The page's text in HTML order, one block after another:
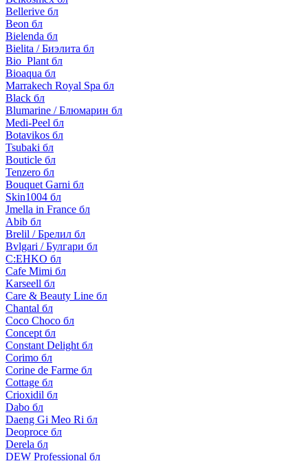
Bellerive бл
Beon бл
Bielenda бл
Bielita / Биэлита бл
Bio_Plant бл
Bioaqua бл
Marrakech Royal Spa бл
Black бл
Blumarine / Блюмарин бл
Medi-Peel бл
Botavikos бл
Tsubaki бл
Bouticle бл
Tenzero бл
Bouquet Garni бл
Skin1004 бл
Jmella in France бл
Abib бл
Brelil / Брелил бл
Bvlgari / Булгари бл
C:EHKO бл
Cafe Mimi бл
Karseell бл
Care & Beauty Line бл
Chantal бл
Coco Choco бл
Concept бл
Constant Delight бл
Corimo бл
Corine de Farme бл
Cottage бл
Crioxidil бл
Dabo бл
Daeng Gi Meo Ri бл
Deoproce бл
Derela бл
DEW Professional бл